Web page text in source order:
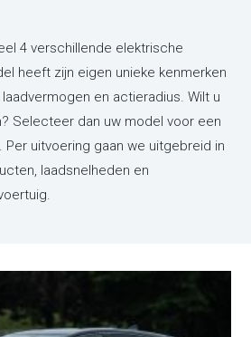
4 verschillende elektrische
heeft zijn eigen unieke kenmerken
en actieradius. Wilt u
Selecteer dan uw model voor een
uitvoering gaan we uitgebreid in
laadsnelheden en